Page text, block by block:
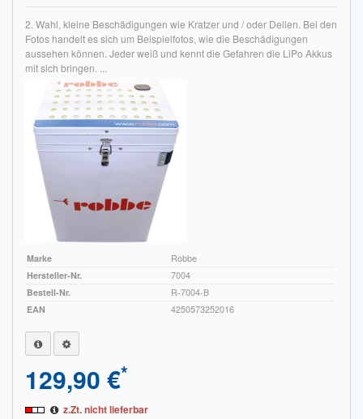
2. Wahl, kleine Beschädigungen wie Kratzer und / oder Dellen. Bei den
Fotos handelt es sich um Beispielfotos, wie die Beschädigungen
aussehen können. Jeder weiß und kennt die Gefahren die LiPo Akkus
mit sich bringen. ...
Marke
Robbe
Hersteller-Nr.
7004
Bestell-Nr.
R-7004-B
EAN
4250573252016
129,90 €*
z.Zt. nicht lieferbar